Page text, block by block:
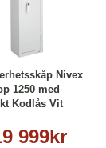
Nivex
1250 med
Kodlås Vit
999kr